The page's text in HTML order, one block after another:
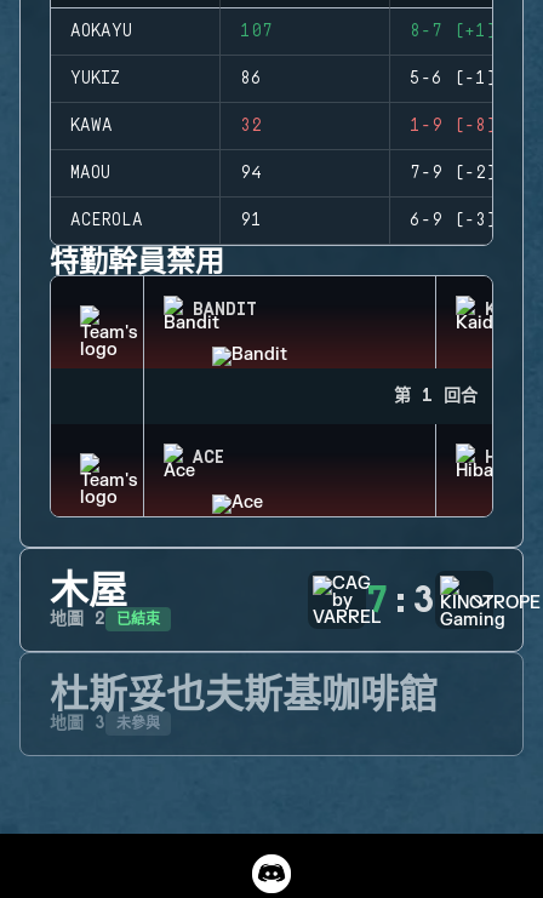
AOKAYU 107 8-7 (+1)
YUKIZ 86 5-6 (-1)
KAWA 32 1-9 (-8)
MAOU 94 7-9 (-2)
ACEROLA 91 6-9 (-3)
特勤幹員禁用
BANDIT KAID
第 1 回合
ACE
木屋
地圖 2 已結束 7 : 3
杜斯妥也夫斯基咖啡館
地圖 3 未參與